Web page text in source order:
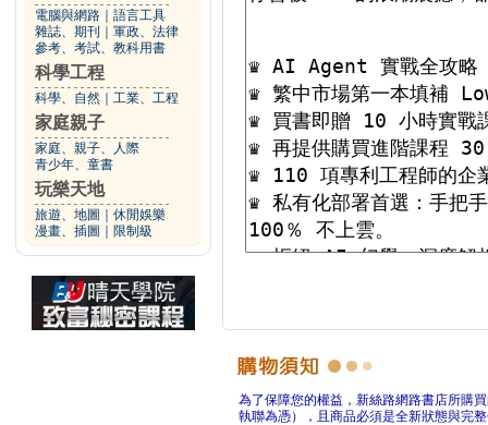
電腦與網路
語言工具
雜誌、期刊
軍政、法律
參考、考試、教科用書
科學工程
科學、自然 工業、工程
家庭親子
家庭、親子、人際
青少年、童書
玩樂天地
旅遊、地圖
休閒娛樂
漫畫、插圖
限制級
為了保障您的權益，新絲路網路書店所購
執聯為憑），且商品必須是全新狀態與完